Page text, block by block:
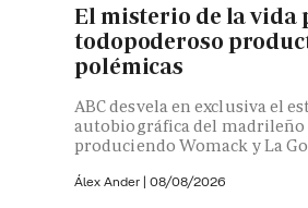
El misterio de la vida
todopoderoso
polémicas
ABC desvela en exclusiva el
autobiográfica del
produciendo Womack y La
Álex Ander | 08/08/2026